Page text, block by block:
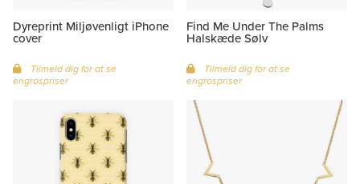
Dyreprint Miljøvenligt iPhone
cover
Tilmeld dig for at se
engrospriser
Find Me Under The Palms
Halskæde Sølv
Tilmeld dig for at se
engrospriser